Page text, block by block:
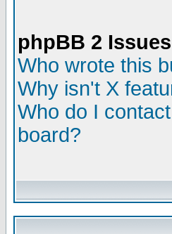
phpBB 2 Issues
Who wrote this
Why isn't X
Who do I
board?